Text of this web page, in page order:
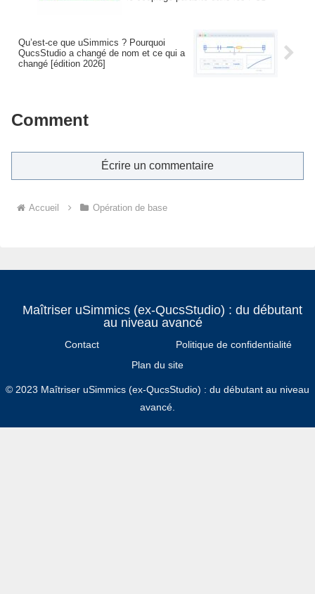
Qu’est-ce que uSimmics ? Pourquoi
QucsStudio a changé de nom et ce qui a
changé [édition 2026]
Comment
Écrire un commentaire
Accueil Opération de base
Maîtriser uSimmics (ex-QucsStudio) : du débutant
au niveau avancé
Contact
Politique de confidentialité
Plan du site
© 2023 Maîtriser uSimmics (ex-QucsStudio) : du débutant au niveau
avancé.